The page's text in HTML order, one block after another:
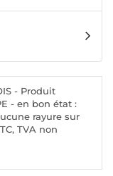
- Produit
- en bon état :
rayure sur
TVA non